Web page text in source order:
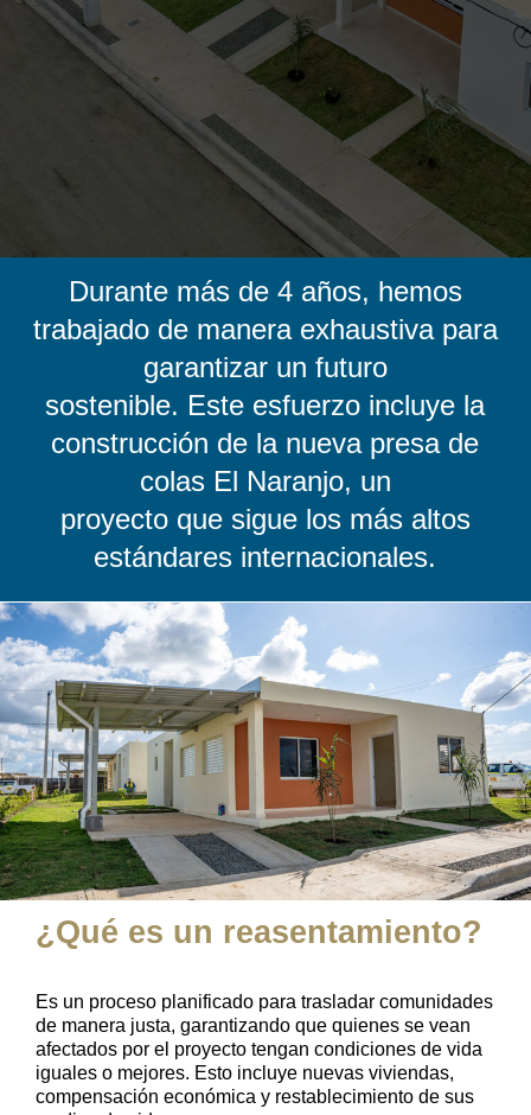
Durante más de 4 años, hemos
trabajado de manera exhaustiva para
garantizar un futuro
sostenible. Este esfuerzo incluye la
construcción de la nueva presa de
colas El Naranjo, un
proyecto que sigue los más altos
estándares internacionales.
¿Qué es un reasentamiento?
Es un proceso planificado para trasladar comunidades
de manera justa, garantizando que quienes se vean
afectados por el proyecto tengan condiciones de vida
iguales o mejores. Esto incluye nuevas viviendas,
compensación económica y restablecimiento de sus